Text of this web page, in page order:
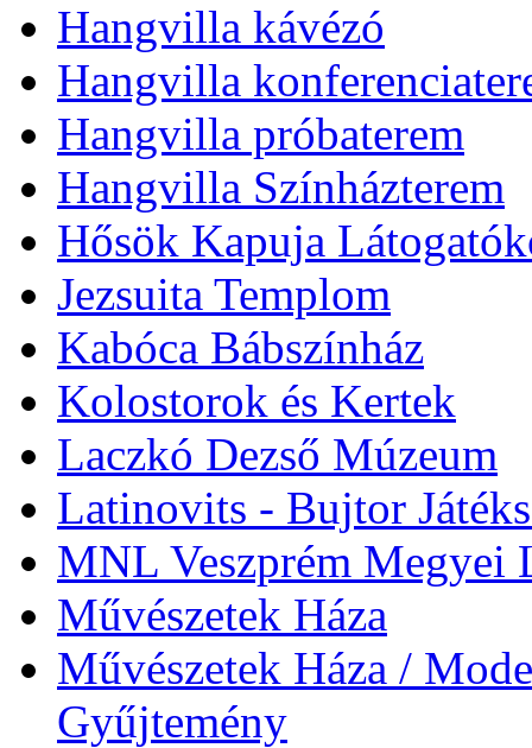
Hangvilla kávézó
Hangvilla
Hangvilla próbaterem
Hangvilla Színházterem
Hősök Kapuja
Jezsuita Templom
Kabóca Bábszínház
Kolostorok és Kertek
Laczkó Dezső Múzeum
Latinovits - Bujtor
MNL Veszprém Megyei
Művészetek Háza
Művészetek Háza /
Gyűjtemény